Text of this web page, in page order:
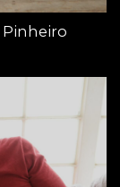
Pinheiro